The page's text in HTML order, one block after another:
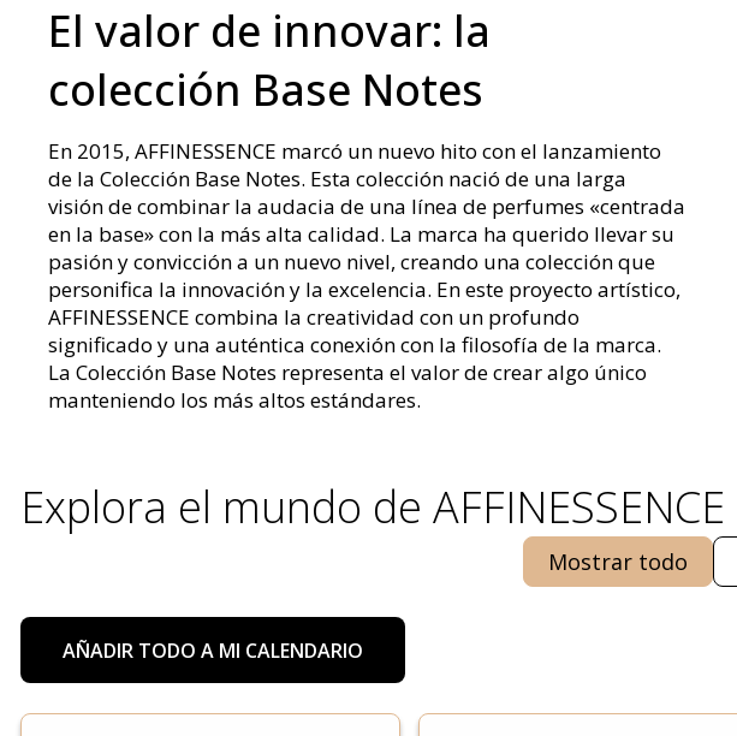
El valor de innovar: la
colección Base Notes
En 2015, AFFINESSENCE marcó un nuevo hito con el lanzamiento
de la Colección Base Notes. Esta colección nació de una larga
visión de combinar la audacia de una línea de perfumes «centrada
en la base» con la más alta calidad. La marca ha querido llevar su
pasión y convicción a un nuevo nivel, creando una colección que
personifica la innovación y la excelencia. En este proyecto artístico,
AFFINESSENCE combina la creatividad con un profundo
significado y una auténtica conexión con la filosofía de la marca.
La Colección Base Notes representa el valor de crear algo único
manteniendo los más altos estándares.
Explora el mundo de AFFINESSENCE
Mostrar todo
AÑADIR TODO A MI CALENDARIO